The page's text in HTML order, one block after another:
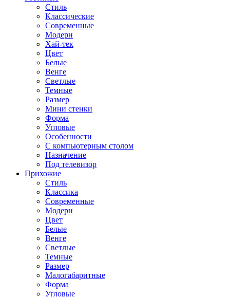
Стиль
Классические
Современные
Модерн
Хай-тек
Цвет
Белые
Венге
Светлые
Темные
Размер
Мини стенки
Форма
Угловые
Особенности
С компьютерным столом
Назначение
Под телевизор
Прихожие
Стиль
Классика
Современные
Модерн
Цвет
Белые
Венге
Светлые
Темные
Размер
Малогабаритные
Форма
Угловые